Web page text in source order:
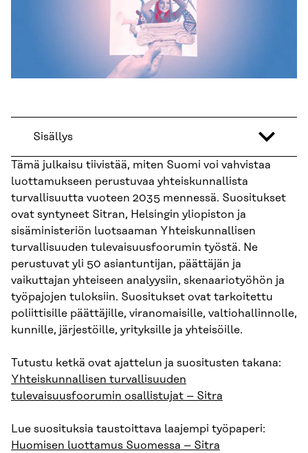
Sisällys
Tämä julkaisu tiivistää, miten Suomi voi vahvistaa
luottamukseen perustuvaa yhteiskunnallista
turvallisuutta vuoteen 2035 mennessä. Suositukset
ovat syntyneet Sitran, Helsingin yliopiston ja
sisäministeriön luotsaaman Yhteiskunnallisen
turvallisuuden tulevaisuusfoorumin työstä. Ne
perustuvat yli 50 asiantuntijan, päättäjän ja
vaikuttajan yhteiseen analyysiin, skenaariotyöhön ja
työpajojen tuloksiin. Suositukset ovat tarkoitettu
poliittisille päättäjille, viranomaisille, valtiohallinnolle,
kunnille, järjestöille, yrityksille ja yhteisöille.
Tutustu ketkä ovat ajattelun ja suositusten takana:
Yhteiskunnallisen turvallisuuden
tulevaisuusfoorumin osallistujat – Sitra
Lue suosituksia taustoittava laajempi työpaperi:
Huomisen luottamus Suomessa – Sitra